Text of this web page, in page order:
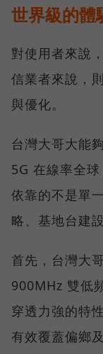
世界級的體
對使用者來說
信業者來說，
與優化。
台灣大哥大能
5G 在線率全
依靠的不是單
略、基地台建
首先，台灣大
900MHz 雙低
穿透力強的特
有效覆蓋偏鄉